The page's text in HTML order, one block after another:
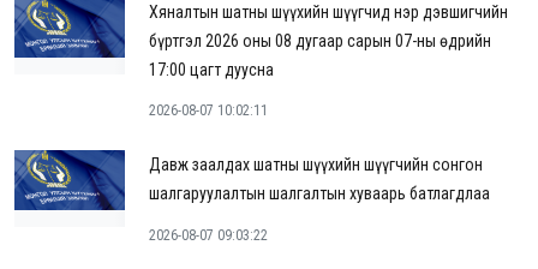
Хяналтын шатны шүүхийн шүүгчид нэр дэвшигчийн
бүртгэл 2026 оны 08 дугаар сарын 07-ны өдрийн
17:00 цагт дуусна
2026-08-07 10:02:11
Давж заалдах шатны шүүхийн шүүгчийн сонгон
шалгаруулалтын шалгалтын хуваарь батлагдлаа
2026-08-07 09:03:22